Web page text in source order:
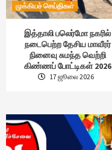
முக்கியச் செய்திகள்
இத்தாலி பலெர்மோ நகரில்
நடைபெற்ற தேசிய மாவீரர்
நினைவு சுமந்த வெற்றி
கிண்ணப் போட்டிகள் 2026
17 ஜூலை 2026